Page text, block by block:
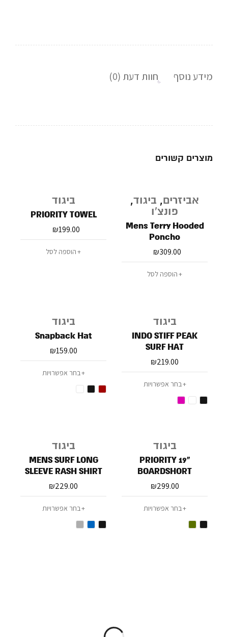
מידע נוסף חוות דעת (0)
מוצרים קשורים
אביזרים, ביגוד,
פונצ'ו
Mens Terry Hooded
Poncho
₪309.00
הוספה לסל
ביגוד
PRIORITY TOWEL
₪199.00
הוספה לסל
ביגוד
INDO STIFF PEAK
SURF HAT
₪219.00
בחר אפשרויות
ביגוד
Snapback Hat
₪159.00
בחר אפשרויות
ביגוד
PRIORITY 19"
BOARDSHORT
₪299.00
בחר אפשרויות
ביגוד
MENS SURF LONG
SLEEVE RASH SHIRT
₪229.00
בחר אפשרויות